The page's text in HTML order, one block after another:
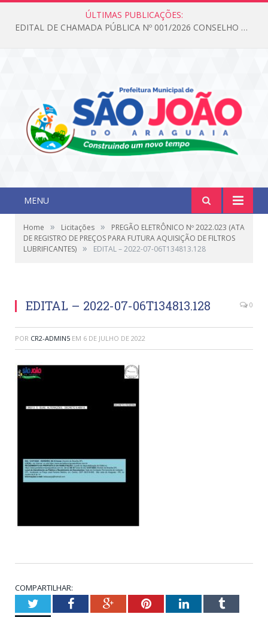
ÚLTIMAS PUBLICAÇÕES:
EDITAL DE CHAMADA PÚBLICA Nº 001/2026 CONSELHO DOS DIREITOS DA CRIANÇA E DO ADOLESCENTE
MENU
Home » Licitações »
PREGÃO ELETRÔNICO Nº 2022.023 (ATA
DE REGISTRO DE PREÇOS PARA FUTURA AQUISIÇÃO DE FILTROS
LUBRIFICANTES) » EDITAL – 2022-07-06T134813.128
EDITAL – 2022-07-06T134813.128 0
POR CR2-ADMIN5 EM 6 DE JULHO DE 2022
COMPARTILHAR:
TwitterFacebookGoogle+PinterestLinkedInTumblr